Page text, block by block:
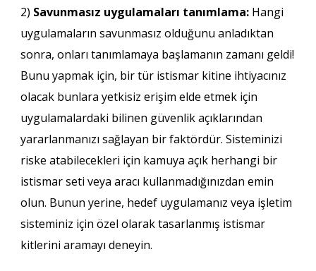
2) Savunmasız uygulamaları tanımlama:Hangi
uygulamaların savunmasız olduğunu anladıktan
sonra, onları tanımlamaya başlamanın zamanı geldi!
Bunu yapmak için, bir tür istismar kitine ihtiyacınız
olacak bunlara yetkisiz erişim elde etmek için
uygulamalardaki bilinen güvenlik açıklarından
yararlanmanızı sağlayan bir faktördür. Sisteminizi
riske atabilecekleri için kamuya açık herhangi bir
istismar seti veya aracı kullanmadığınızdan emin
olun. Bunun yerine, hedef uygulamanız veya işletim
sisteminiz için özel olarak tasarlanmış istismar
kitlerini aramayı deneyin.